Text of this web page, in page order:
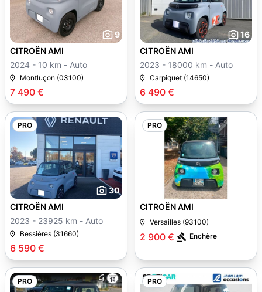
9
7 490 €
CITROËN AMI
2024 - 10 km - Auto
Montluçon (03100)
16
6 490 €
CITROËN AMI
2023 - 18000 km - Auto
Carpiquet (14650)
PRO
30
6 590 €
CITROËN AMI
2023 - 23925 km - Auto
Bessières (31660)
PRO
2 900 € Enchère
CITROËN AMI
Versailles (93100)
PRO PRO